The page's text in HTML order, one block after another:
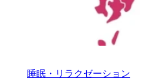
睡眠・リラクゼーション